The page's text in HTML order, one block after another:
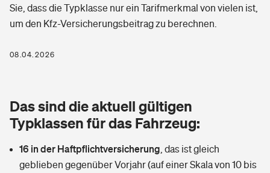
Berufshaftpflichtversicherung
Rentenrechner: Wie viel Geld bekomme ich im Alter?
Wer versichert was: Jetzt Versicherer finden
Photovoltaik
Wärmepumpen versichern
Vermieterrrechtsschutz
Mietkautionsversicherung
Rechts­schutz­ver­si­che­rung
Kinderunfall­ver­si­che­rung
Reiseversicherung
Private Krankenversicherung
Tierkrankenversicherung
Zur Übersicht
Sie, dass die Typklasse nur ein Tarifmerkmal von vielen ist,
um den Kfz-Versicherungsbeitrag zu berechnen.
08.04.2026
Das sind die aktuell gültigen
Typklassen für das Fahrzeug:
16 in der Haftpflichtversicherung das ist gleich
geblieben gegenüber Vorjahr (auf einer Skala von 10 bis